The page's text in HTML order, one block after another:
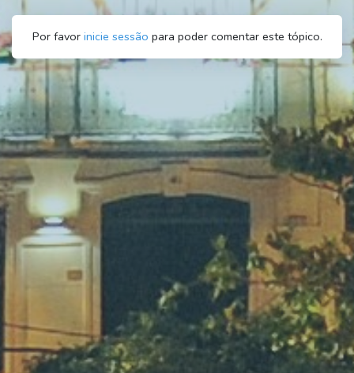
Por favor inicie sessão para poder comentar este tópico.